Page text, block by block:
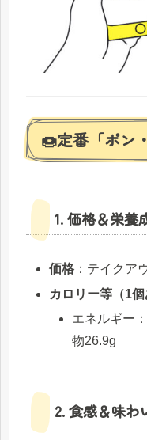
🍩定番「ポン
1. 価格＆栄養
価格 ：テイクア
カロリー等（1個
エネルギー
物26.9g
2. 食感＆味わ